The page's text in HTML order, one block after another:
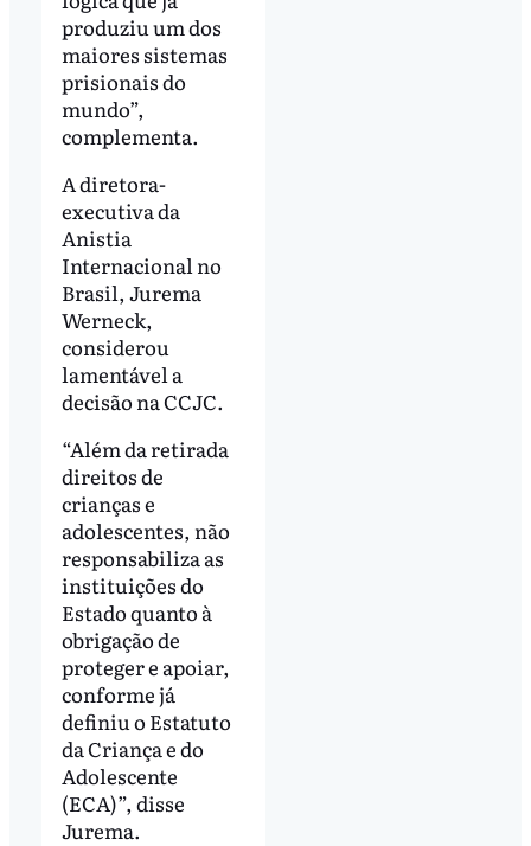
produziu um dos
maiores sistemas
prisionais do
mundo”,
complementa.
A diretora-
executiva da
Anistia
Internacional no
Brasil, Jurema
Werneck,
considerou
lamentável a
decisão na CCJC.
“Além da retirada
direitos de
crianças e
adolescentes, não
responsabiliza as
instituições do
Estado quanto à
obrigação de
proteger e apoiar,
conforme já
definiu o Estatuto
da Criança e do
Adolescente
(ECA)”, disse
Jurema.